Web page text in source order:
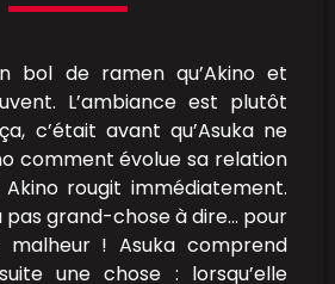
bol de ramen qu’Akino et
L’ambiance est plutôt
c’était avant qu’Asuka ne
comment évolue sa relation
rougit immédiatement.
pas grand-chose à dire… pour
! Asuka comprend
une chose : lorsqu’elle